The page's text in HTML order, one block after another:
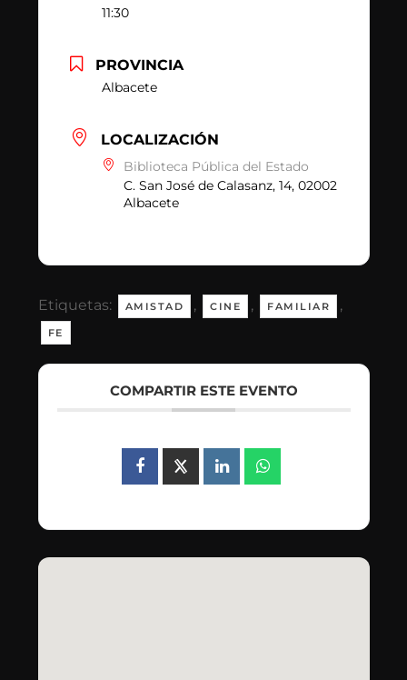
11:30
PROVINCIA
Albacete
LOCALIZACIÓN
Biblioteca Pública del Estado
C. San José de Calasanz, 14, 02002
Albacete
Etiquetas: AMISTAD , CINE , FAMILIAR ,
FE
COMPARTIR ESTE EVENTO